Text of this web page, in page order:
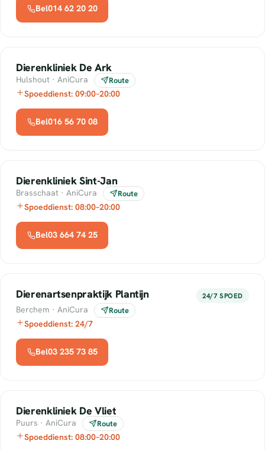
Bel014 62 20 20
Dierenkliniek De Ark
Hulshout · AniCura Route
Spoeddienst: 09:00–20:00
Bel016 56 70 08
Dierenkliniek Sint-Jan
Brasschaat · AniCura Route
Spoeddienst: 08:00–20:00
Bel03 664 74 25
Dierenartsenpraktijk Plantijn 24/7 SPOED
Berchem · AniCura Route
Spoeddienst: 24/7
Bel03 235 73 85
Dierenkliniek De Vliet
Puurs · AniCura Route
Spoeddienst: 08:00–20:00